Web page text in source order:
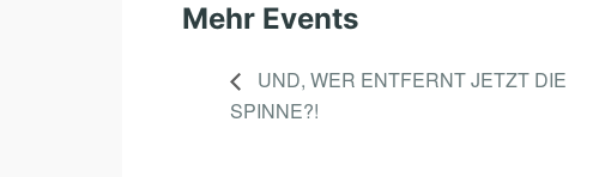
Mehr Events
UND, WER ENTFERNT JETZT DIE
SPINNE?!